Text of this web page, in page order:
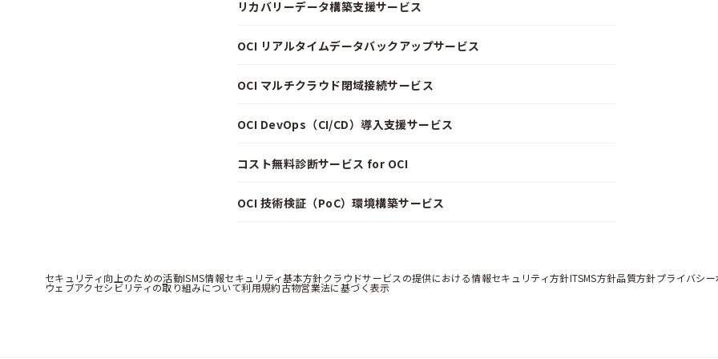
リカバリーデータ構築支援サービス
OCI リアルタイムデータバックアップサービス
OCI マルチクラウド閉域接続サービス
OCI DevOps（CI/CD）導入支援サービス
コスト無料診断サービス for OCI
OCI 技術検証（PoC）環境構築サービス
セキュリティ向上のための活動ISMS情報セキュリティ基本方針クラウドサービスの提供における情報セキュリティ方針ITSMS方針品質方針プライバシ
ウェブアクセシビリティの取り組みについて利用規約古物営業法に基づく表示